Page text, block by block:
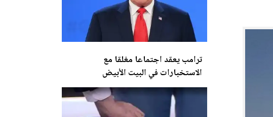
ترامب يعقد اجتماعا مغلقا مع
الاستخبارات في البيت الأبيض